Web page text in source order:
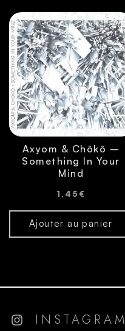
Axyom & Chôkô –
Something In Your
Mind
1,45 €
Ajouter au panier
INSTAGRAM